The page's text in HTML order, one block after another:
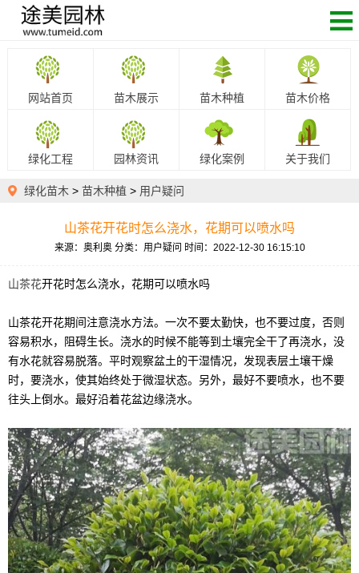
网站首页 苗木展示 苗木种植 苗木价格
绿化工程 园林资讯 绿化案例 关于我们
绿化苗木 > 苗木种植 > 用户疑问
山茶花开花时怎么浇水，花期可以喷水吗
来源：奥利奥 分类：用户疑问 时间：2022-12-30 16:15:10
山茶花开花时怎么浇水，花期可以喷水吗
山茶花开花期间注意浇水方法。一次不要太勤快，也不要过度，否则
容易积水，阻碍生长。浇水的时候不能等到土壤完全干了再浇水，没
有水花就容易脱落。平时观察盆土的干湿情况，发现表层土壤干燥
时，要浇水，使其始终处于微湿状态。另外，最好不要喷水，也不要
往头上倒水。最好沿着花盆边缘浇水。